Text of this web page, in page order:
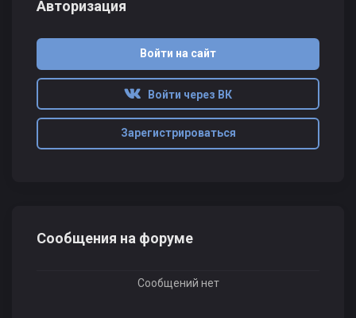
Авторизация
Войти на сайт
Войти через ВК
Зарегистрироваться
Сообщения на форуме
Сообщений нет